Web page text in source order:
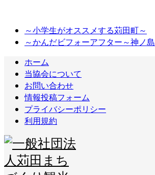
～小学生がオススメする苅田町～
～かんだビフォーアフター～神ノ島
ホーム
当協会について
お問い合わせ
情報投稿フォーム
プライバシーポリシー
利用規約